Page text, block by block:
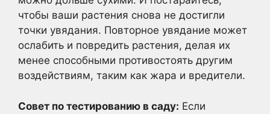
чтобы ваши растения снова не достигли
точки увядания. Повторное увядание может
ослабить и повредить растения, делая их
менее способными противостоять другим
воздействиям, таким как жара и вредители.
Совет по тестированию в саду: Если